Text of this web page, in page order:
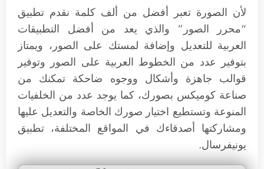
لأن الصورة تعبر أفضل من ألف كلمة نقدم تطبيق
“محرر الصور” والذي يعد من أفضل التطبيقات
العربية للتعديل وإضافة لمستك على الصور، ويمتاز
بتوفير عدد من الخطوط العربية على الصور وتوفير
قوالب جاهزة وأشكال ووجوه ضاحكة تمكنك من
صناعة كوميكس بصورك، كما يوجد عدد من الخلفيات
المنوعة وتستطيع اختيار صورك الخاصة والتعديل عليها
ومشاركتها أصدقاءك في المواقع المختلفة، تطبيق
يونيفرسال.